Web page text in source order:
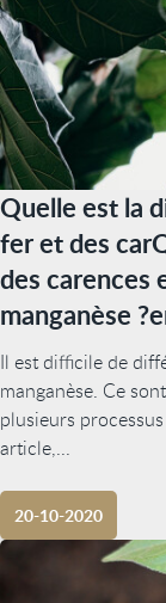
Quelle est la
fer et des
des carences
manganèse
Il est difficile de
manganèse. Ce
plusieurs
article,...
20-10-2020